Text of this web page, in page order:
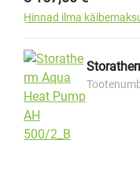
Hinnad ilma